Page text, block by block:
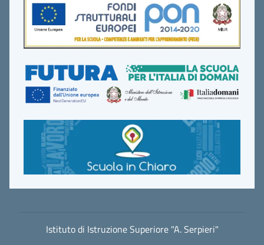
Istituto di Istruzione Superiore "A. Serpieri"